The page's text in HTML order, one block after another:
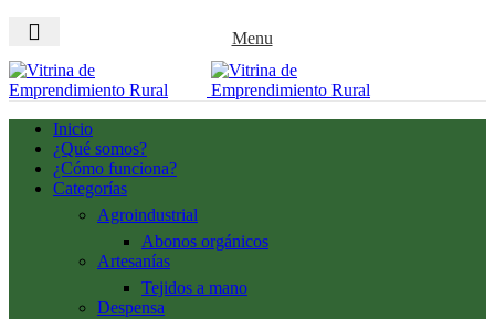
Menu
Inicio
¿Qué somos?
¿Cómo funciona?
Categorías
Agroindustrial
Abonos orgánicos
Artesanías
Tejidos a mano
Despensa